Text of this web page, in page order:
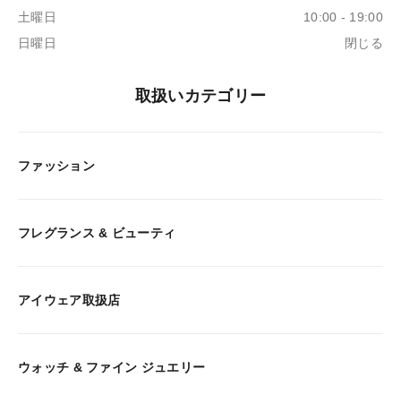
土曜日
10:00 - 19:00
日曜日
閉じる
取扱いカテゴリー
ファッション
フレグランス & ビューティ
アイウェア取扱店
ウォッチ & ファイン ジュエリー